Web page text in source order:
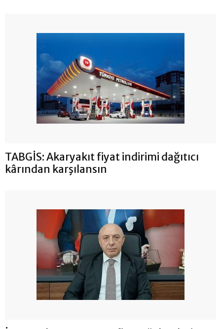
TABGİS: Akaryakıt fiyat indirimi dağıtıcı
kârından karşılansın